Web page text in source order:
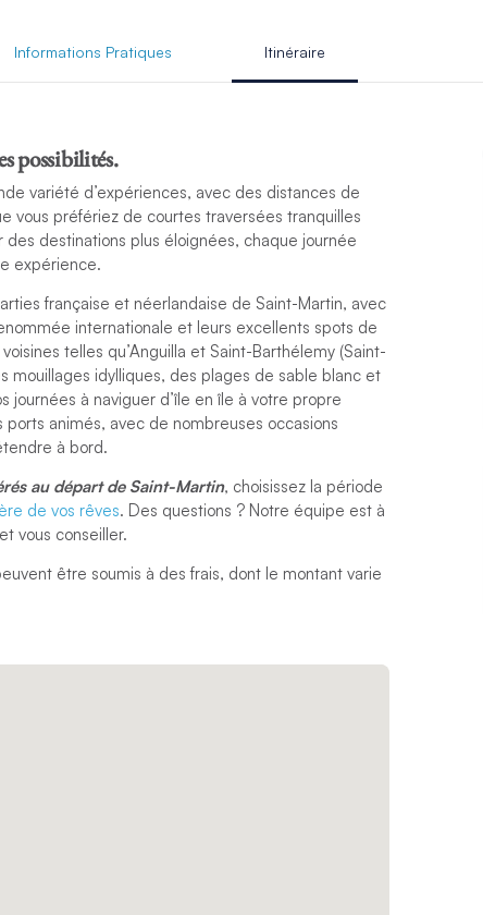
Informations Pratiques Itinéraire
possibilités.
variété d’expériences, avec des distances de
vous préfériez de courtes traversées tranquilles
destinations plus éloignées, chaque journée
expérience.
française et néerlandaise de Saint-Martin, avec
internationale et leurs excellents spots de
telles qu’Anguilla et Saint-Barthélemy (Saint-
mouillages idylliques, des plages de sable blanc et
journées à naviguer d’île en île à votre propre
animés, avec de nombreuses occasions
à bord.
au départ de Saint-Martin, choisissez la période
de vos rêves. Des questions ? Notre équipe est à
vous conseiller.
être soumis à des frais, dont le montant varie